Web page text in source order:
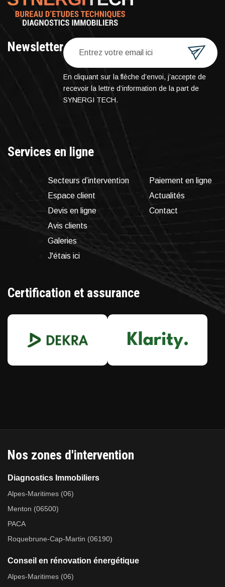
Newsletter
En cliquant sur la flèche d’envoi, j’accepte de
recevoir la lettre d’information de la part de
SYNERGI TECH.
Services en ligne
Secteurs d’intervention
Espace client
Devis en ligne
Avis clients
Galeries
J'étais ici
Paiement en ligne
Actualités
Contact
Certification et assurance
Nos zones d'intervention
Diagnostics Immobiliers
Alpes-Maritimes (06)
Menton (06500)
PACA
Roquebrune-Cap-Martin (06190)
Conseil en rénovation énergétique
Alpes-Maritimes (06)